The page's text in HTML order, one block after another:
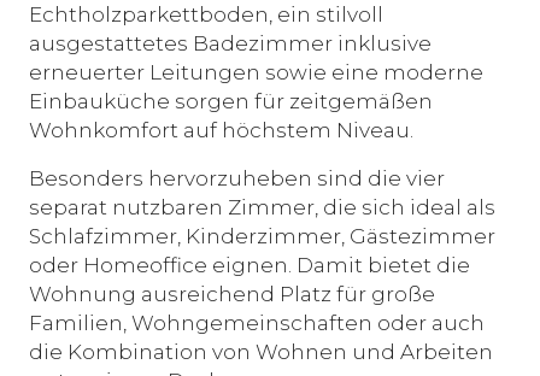
Echtholzparkettboden, ein stilvoll
ausgestattetes Badezimmer inklusive
erneuerter Leitungen sowie eine moderne
Einbauküche sorgen für zeitgemäßen
Wohnkomfort auf höchstem Niveau.
Besonders hervorzuheben sind die vier
separat nutzbaren Zimmer, die sich ideal als
Schlafzimmer, Kinderzimmer, Gästezimmer
oder Homeoffice eignen. Damit bietet die
Wohnung ausreichend Platz für große
Familien, Wohngemeinschaften oder auch
die Kombination von Wohnen und Arbeiten